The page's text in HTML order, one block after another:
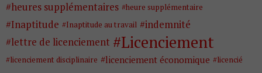
heures supplémentaires heure supplémentaire
Inaptitude Inaptitude au travail
indemnité
lettre de licenciement
Licenciement
licenciement disciplinaire licenciement économique licencié